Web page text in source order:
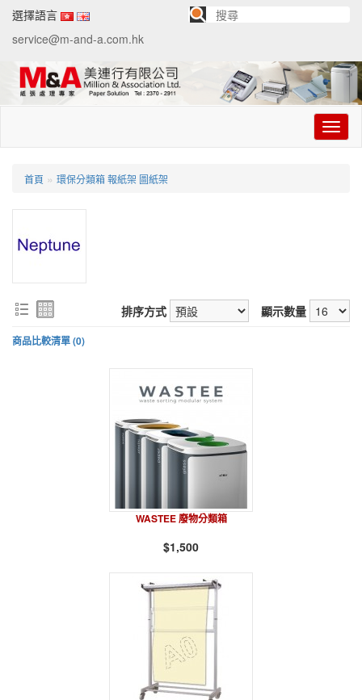
選擇語言
service@m-and-a.com.hk
切
换
首頁 » 環保分類箱 報紙架 圖紙架
顯示數量
排序方式
商品比較清單 (0)
WASTEE 廢物分類箱
$1,500